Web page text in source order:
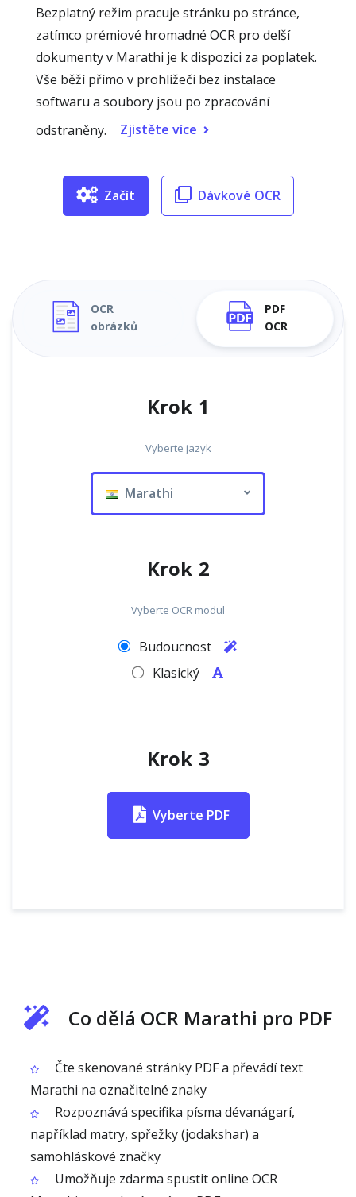
Bezplatný režim pracuje stránku po stránce,
zatímco prémiové hromadné OCR pro delší
dokumenty v Marathi je k dispozici za poplatek.
Vše běží přímo v prohlížeči bez instalace
softwaru a soubory jsou po zpracování
odstraněny.
Zjistěte více
Začít Dávkové OCR
OCR
obrázků
PDF
OCR
Krok 1
Vyberte jazyk
Marathi
Krok 2
Vyberte OCR modul
Budoucnost
Klasický
Krok 3
Vyberte PDF
Co dělá OCR Marathi pro PDF
Čte skenované stránky PDF a převádí text
Marathi na označitelné znaky
Rozpoznává specifika písma dévanágarí,
například matry, spřežky (jodakshar) a
samohláskové značky
Umožňuje zdarma spustit online OCR